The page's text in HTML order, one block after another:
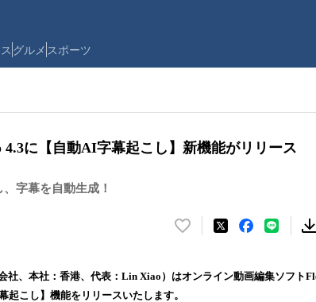
グルメ スポーツ
に【自動AI字幕起こし】新機能がリリース
字幕を自動生成！
い
！
社、本社：香港、代表：Lin Xiao）はオンライン動画編集ソフト
こし】機能をリリースいたします。